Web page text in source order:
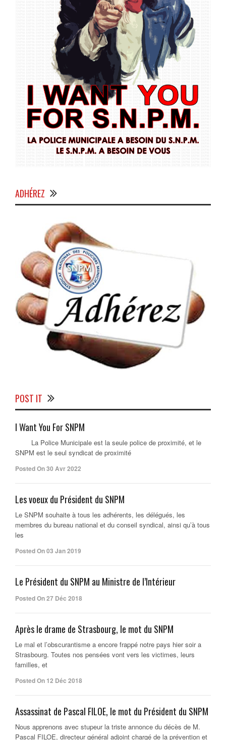
ADHÉREZ
POST IT
I Want You For SNPM
La Police Municipale est la seule police de proximité, et le
SNPM est le seul syndicat de proximité
Posted On 30 Avr 2022
Les voeux du Président du SNPM
Le SNPM souhaite à tous les adhérents, les délégués, les
membres du bureau national et du conseil syndical, ainsi qu’à tous
les
Posted On 03 Jan 2019
Le Président du SNPM au Ministre de l’Intérieur
Posted On 27 Déc 2018
Après le drame de Strasbourg, le mot du SNPM
Le mal et l’obscurantisme a encore frappé notre pays hier soir a
Strasbourg. Toutes nos pensées vont vers les victimes, leurs
familles, et
Posted On 12 Déc 2018
Assassinat de Pascal FILOE, le mot du Président du SNPM
Nous apprenons avec stupeur la triste annonce du décès de M.
Pascal FILOE, directeur général adjoint chargé de la prévention et